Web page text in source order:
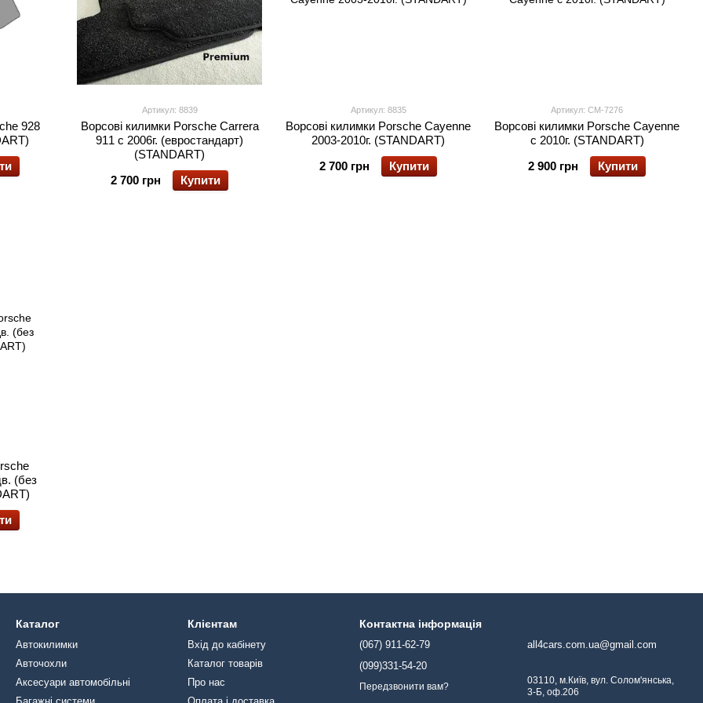
928
Артикул: 8839
Ворсові килимки Porsche Carrera
911 с 2006г. (евростандарт)
(STANDART)
2 700 грн
Купити
Артикул: 8835
Ворсові килимки Porsche Cayenne
2003-2010г. (STANDART)
2 700 грн
Купити
Артикул: CM-7276
Ворсові килимки Porsche Cayenne
с 2010г. (STANDART)
2 900 грн
Купити
(без
Каталог
Автокилимки
Авточохли
Аксесуари автомобільні
Клієнтам
Вхід до кабінету
Каталог товарів
Про нас
Контактна інформація
(067) 911-62-79
(099)331-54-20
Передзвонити вам?
all4cars.com.ua@gmail.com
03110, м.Київ, вул. Солом'янська,
3-Б, оф.206